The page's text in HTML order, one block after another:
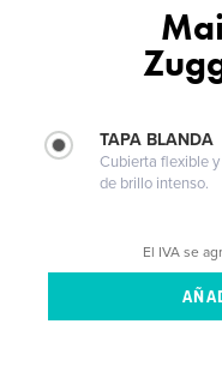
TAPA BLANDA
Cubierta flexible
de brillo intenso.
El IVA se